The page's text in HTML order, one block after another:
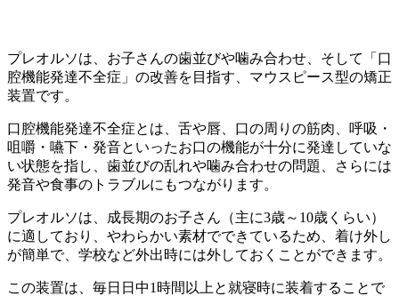
プレオルソは、お子さんの歯並びや噛み合わせ、そして「口
腔機能発達不全症」の改善を目指す、マウスピース型の矯正
装置です。
口腔機能発達不全症とは、舌や唇、口の周りの筋肉、呼吸・
咀嚼・嚥下・発音といったお口の機能が十分に発達していな
い状態を指し、歯並びの乱れや噛み合わせの問題、さらには
発音や食事のトラブルにもつながります。
プレオルソは、成長期のお子さん（主に3歳～10歳くらい）
に適しており、やわらかい素材でできているため、着け外し
が簡単で、学校など外出時には外しておくことができます。
この装置は、毎日日中1時間以上と就寝時に装着することで